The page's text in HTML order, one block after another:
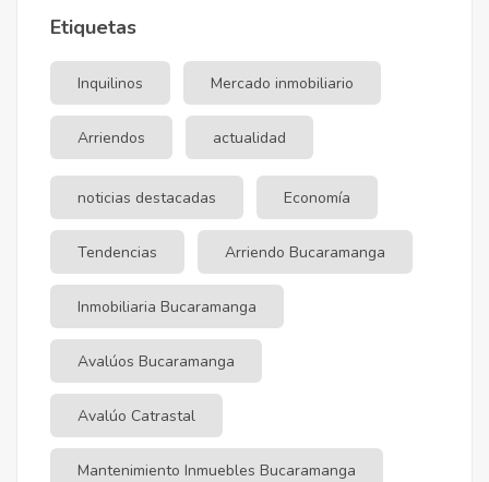
Etiquetas
Inquilinos Mercado inmobiliario
Arriendos actualidad
noticias destacadas Economía
Tendencias Arriendo Bucaramanga
Inmobiliaria Bucaramanga
Avalúos Bucaramanga
Avalúo Catrastal
Mantenimiento Inmuebles Bucaramanga